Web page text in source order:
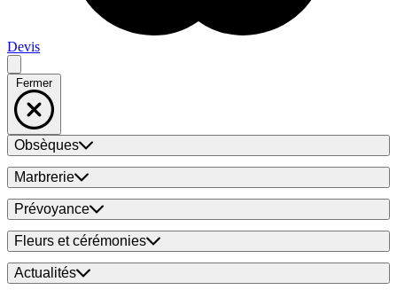
Devis
Fermer
Obsèques
Marbrerie
Prévoyance
Fleurs et cérémonies
Actualités